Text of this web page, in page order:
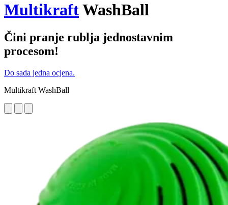
MultikraftWashBall
Čini pranje rublja jednostavnim
procesom!
Do sada jedna ocjena.
Multikraft WashBall